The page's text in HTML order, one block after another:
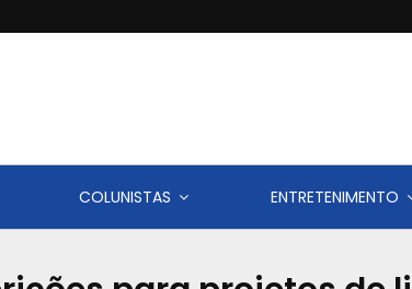
COLUNISTAS ENTRETENIMENTO